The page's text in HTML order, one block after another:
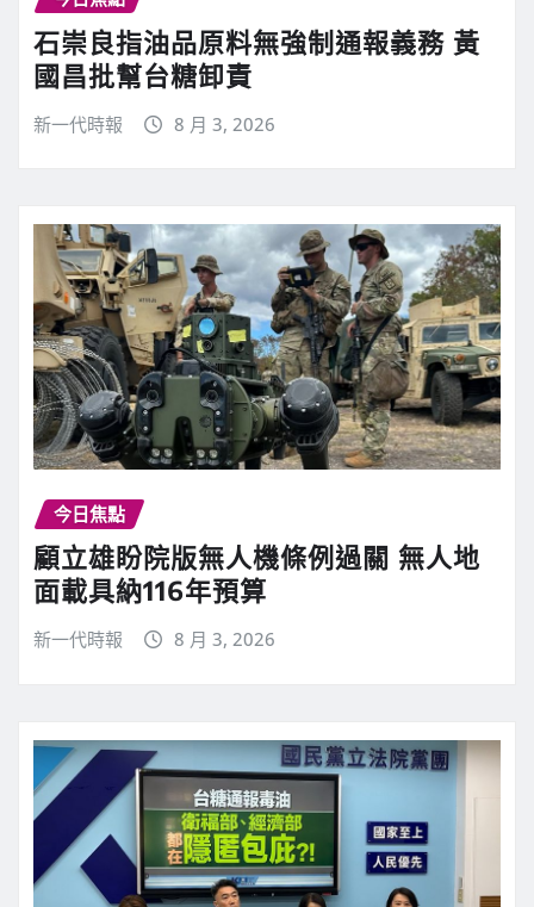
石崇良指油品原料無強制通報義務 黃
國昌批幫台糖卸責
新一代時報 8 月 3, 2026
今日焦點
顧立雄盼院版無人機條例過關 無人地
面載具納116年預算
新一代時報 8 月 3, 2026